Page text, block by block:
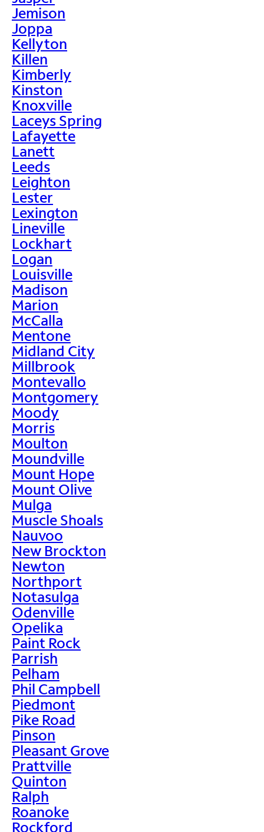
Jemison
Joppa
Kellyton
Killen
Kimberly
Kinston
Knoxville
Laceys Spring
Lafayette
Lanett
Leeds
Leighton
Lester
Lexington
Lineville
Lockhart
Logan
Louisville
Madison
Marion
McCalla
Mentone
Midland City
Millbrook
Montevallo
Montgomery
Moody
Morris
Moulton
Moundville
Mount Hope
Mount Olive
Mulga
Muscle Shoals
Nauvoo
New Brockton
Newton
Northport
Notasulga
Odenville
Opelika
Paint Rock
Parrish
Pelham
Phil Campbell
Piedmont
Pike Road
Pinson
Pleasant Grove
Prattville
Quinton
Ralph
Roanoke
Rockford